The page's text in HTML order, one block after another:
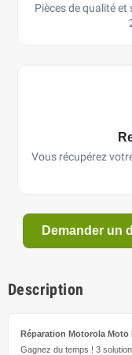
Pièces de qualité
Vous récupérez
Demander un
Description
Réparation Motorola Moto
Gagnez du temps ! 3